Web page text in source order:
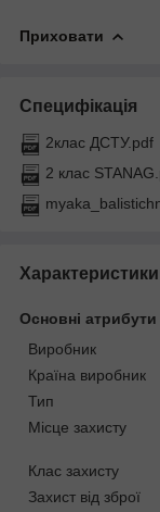
Приховати
Специфікація
2клас ДСТУ.pdf
2 клас
Характеристики
Основні атрибути
Виробник
Країна виробник
Тип
Місце захисту
Клас захисту
Захист від зброї